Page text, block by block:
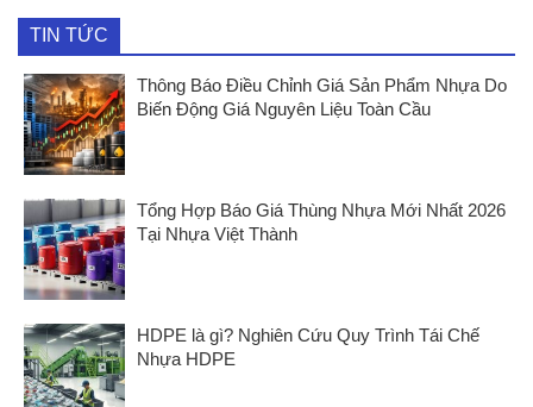
TIN TỨC
Thông Báo Điều Chỉnh Giá Sản Phẩm Nhựa Do
Biến Động Giá Nguyên Liệu Toàn Cầu
Tổng Hợp Báo Giá Thùng Nhựa Mới Nhất 2026
Tại Nhựa Việt Thành
HDPE là gì? Nghiên Cứu Quy Trình Tái Chế
Nhựa HDPE